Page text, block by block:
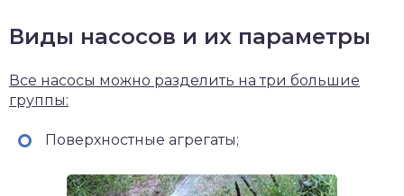
Виды насосов и их параметры
Все насосы можно разделить на три большие
группы:
Поверхностные агрегаты;